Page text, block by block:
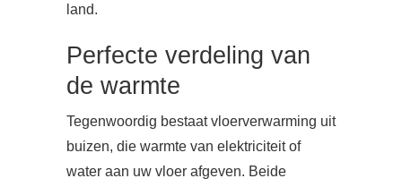
land.
Perfecte verdeling van
de warmte
Tegenwoordig bestaat vloerverwarming uit
buizen, die warmte van elektriciteit of
water aan uw vloer afgeven. Beide